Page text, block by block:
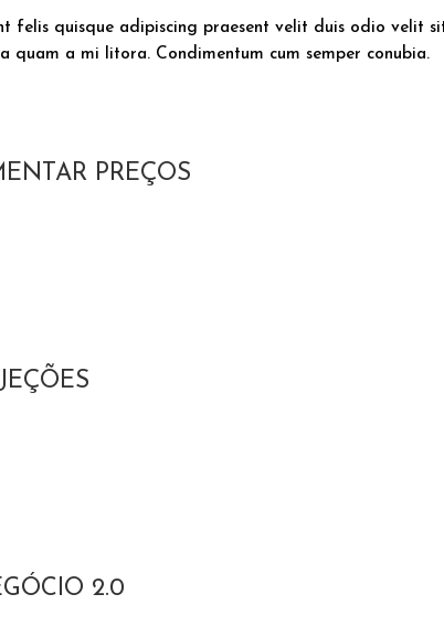
felis quisque adipiscing praesent velit duis odio velit
quam a mi litora. Condimentum cum semper conubia.
PREÇOS
2.0